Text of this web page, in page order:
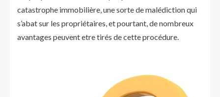
catastrophe immobilière, une sorte de malédiction qui
s’abat sur les propriétaires, et pourtant, de nombreux
avantages peuvent etre tirés de cette procédure.